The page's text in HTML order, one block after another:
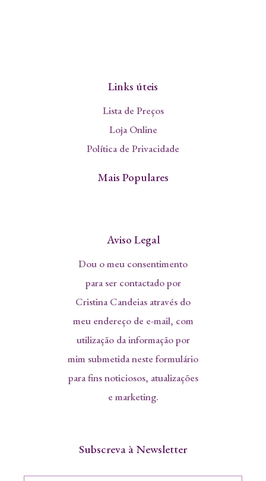
Links úteis
Lista de Preços
Loja Online
Política de Privacidade
Mais Populares
Aviso Legal
Dou o meu consentimento
para ser contactado por
Cristina Candeias através do
meu endereço de e-mail, com
utilização da informação por
mim submetida neste formulário
para fins noticiosos, atualizações
e marketing.
Subscreva à Newsletter